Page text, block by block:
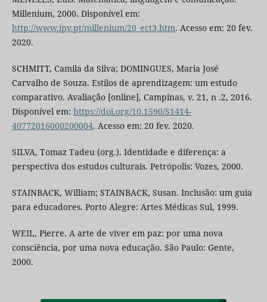
Millenium, 2000. Disponível em:
http://www.ipv.pt/millenium/20_ect3.htm. Acesso em: 20 fev.
2020.
SCHMITT, Camila da Silva; DOMINGUES, Maria José
Carvalho de Souza. Estilos de aprendizagem: um estudo
comparativo. Avaliação [online], Campinas, v. 21, n .2, 2016.
Disponível em: https://doi.org/10.1590/S1414-
40772016000200004. Acesso em: 20 fev. 2020.
SILVA, Tomaz Tadeu (org.). Identidade e diferença: a
perspectiva dos estudos culturais. Petrópolis: Vozes, 2000.
STAINBACK, William; STAINBACK, Susan. Inclusão: um guia
para educadores. Porto Alegre: Artes Médicas Sul, 1999.
WEIL, Pierre. A arte de viver em paz: por uma nova
consciência, por uma nova educação. São Paulo: Gente,
2000.